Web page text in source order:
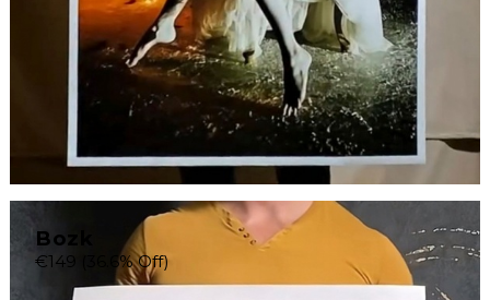
Bozk
€149 (36.6% Off)